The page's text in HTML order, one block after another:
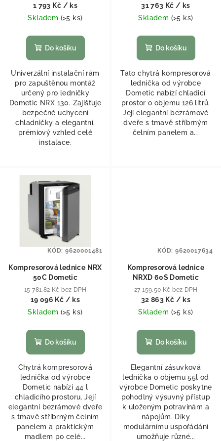
1 793 Kč / ks
Skladem (>5 ks)
Do košíku
Univerzální instalační rám
pro zapuštěnou montáž
určený pro ledničky
Dometic NRX 130. Zajišťuje
bezpečné uchycení
chladničky a elegantní,
prémiový vzhled celé
instalace.
31 763 Kč/ ks
Skladem (>5 ks)
Do košíku
Tato chytrá kompresorová
lednička od výrobce
Dometic nabízí chladicí
prostor o objemu 126 litrů.
Její elegantní bezrámové
dveře s tmavě stříbrným
čelním panelem a...
Kompresorová lednice NRX
50C Dometic
15 781,82 Kč bez DPH
19 096 Kč / ks
Skladem (>5 ks)
Do košíku
Chytrá kompresorová
lednička od výrobce
Dometic nabízí 44 l
chladicího prostoru. Její
elegantní bezrámové dveře
s tmavě stříbrným čelním
panelem a praktickým
madlem po celé...
KÓD: 9620001481
Kompresorová lednice
NRXD 60S Dometic
27 159,50 Kč bez DPH
32 863 Kč / ks
Skladem (>5 ks)
Do košíku
Elegantní zásuvková
lednička o objemu 55l od
výrobce Dometic poskytne
pohodlný výsuvný přístup
k uloženým potravinám a
nápojům. Díky
modulárnímu uspořádání
umožňuje různé...
KÓD: 9620017634